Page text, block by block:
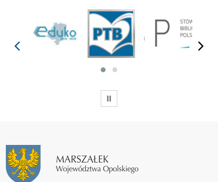
prev next
WSTRZYMAJ